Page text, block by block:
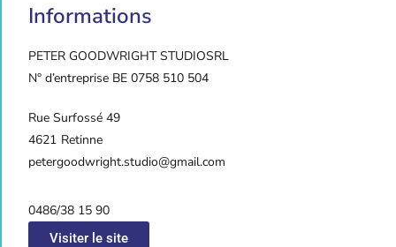
Informations
PETER GOODWRIGHT STUDIOSRL
N° d’entreprise BE 0758 510 504
Rue Surfossé 49
4621 Retinne
petergoodwright.studio@gmail.com
0486/38 15 90
Visiter le site